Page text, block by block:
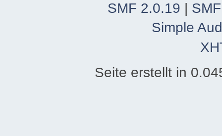
SMF 2.0.19 |
Simple
Seite erstellt in